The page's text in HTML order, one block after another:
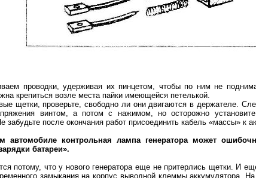
проводки, удерживая их пинцетом, чтобы по ним не
крепиться возле места пайки имеющейся петелькой.
щетки, проверьте, свободно ли они двигаются в держателе.
винтом, а потом с нажимом, но осторожно
забудьте после окончания работ присоединить кабель «массы» к
автомобиле контрольная лампа генератора может
батареи».
потому, что у нового генератора еще не притерлись щетки. И
замыкания на корпус выводной клеммы аккумулятора.